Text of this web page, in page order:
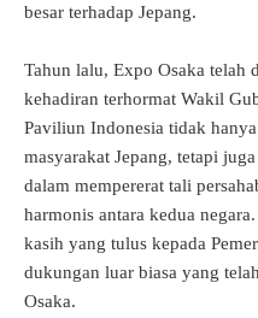
besar terhadap Jepang.
Tahun lalu, Expo Osaka telah
kehadiran terhormat Wakil
Paviliun Indonesia tidak
masyarakat Jepang, tetapi
dalam mempererat tali
harmonis antara kedua
kasih yang tulus kepada
dukungan luar biasa yang
Osaka.